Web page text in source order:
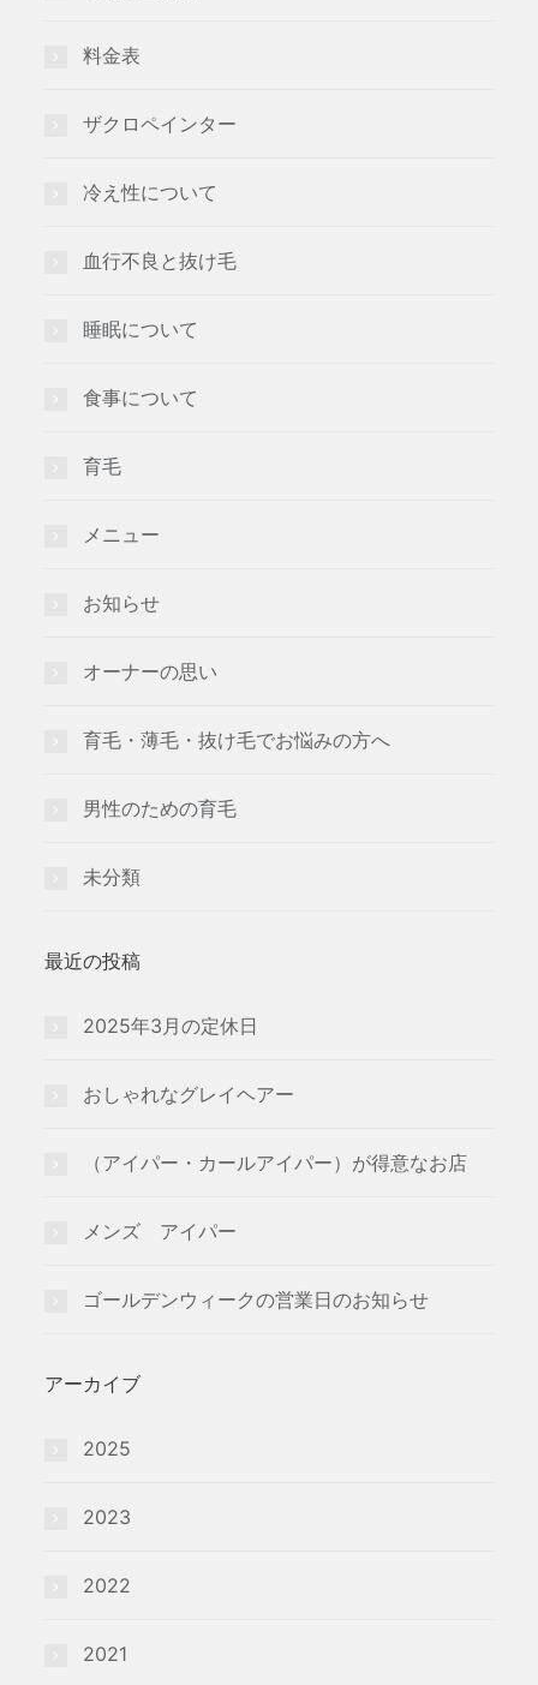
料金表
ザクロペインター
冷え性について
血行不良と抜け毛
睡眠について
食事について
育毛
メニュー
お知らせ
オーナーの思い
育毛・薄毛・抜け毛でお悩みの方へ
男性のための育毛
未分類
最近の投稿
2025年3月の定休日
おしゃれなグレイヘアー
（アイパー・カールアイパー）が得意なお店
メンズ アイパー
ゴールデンウィークの営業日のお知らせ
アーカイブ
2025
2023
2022
2021